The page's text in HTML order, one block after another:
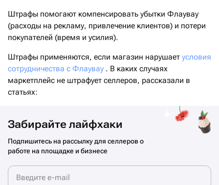
Штрафы помогают компенсировать убытки Флаувау
(расходы на рекламу, привлечение клиентов) и потери
покупателей (время и усилия).
Штрафы применяются, если магазин нарушает условия
сотрудничества с Флаувау . В каких случаях
маркетплейс не штрафует селлеров, рассказали в
статьях:
Забирайте лайфхаки
Подпишитесь на рассылку для селлеров о
работе на площадке и бизнесе
Введите e-mail